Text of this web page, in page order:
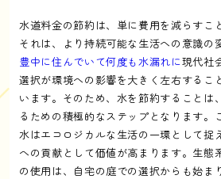
水道料金の節約は、単に費用を減らすこ
それは、より持続可能な生活への意識の
豊中に住んでいて何度も水漏れに現代社
選択が環境への影響を大きく左右するこ
います。そのため、水を節約することは
るための積極的なステップとなります。
水はエコロジカルな生活の一環として捉
への貢献として価値が高まります。生態
の使用は、自宅の庭での選択からも始ま